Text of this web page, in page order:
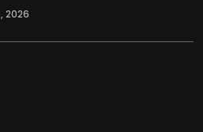
2026